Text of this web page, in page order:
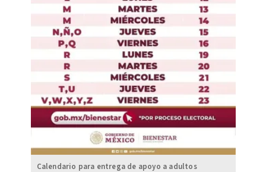
Calendario para entrega de apoyo a adultos